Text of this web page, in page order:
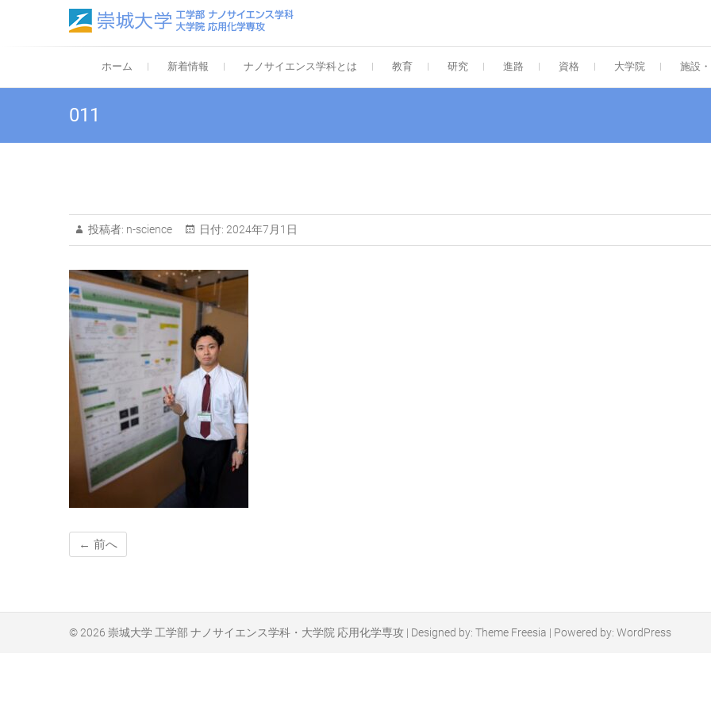
崇城大学 工学部 ナノサイエンス学科・大学
ホーム
新着情報 ナノサイエンス学科とは 教育 研究 進路 資格 大学院 施設
011
投稿者: n-science 日付: 2024年7月1日
← 前へ
© 2026 崇城大学 工学部 ナノサイエンス学科・大学院 応用化学専攻 | Designed by: Theme Freesia | Powered by: WordPress